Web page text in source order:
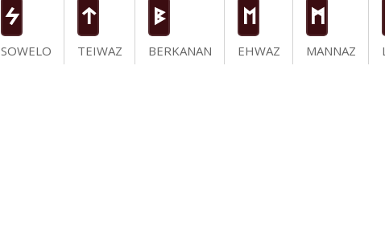
S
SOWELO
t
TEIWAZ
B
BERKANAN
E
EHWAZ
M
MANNAZ